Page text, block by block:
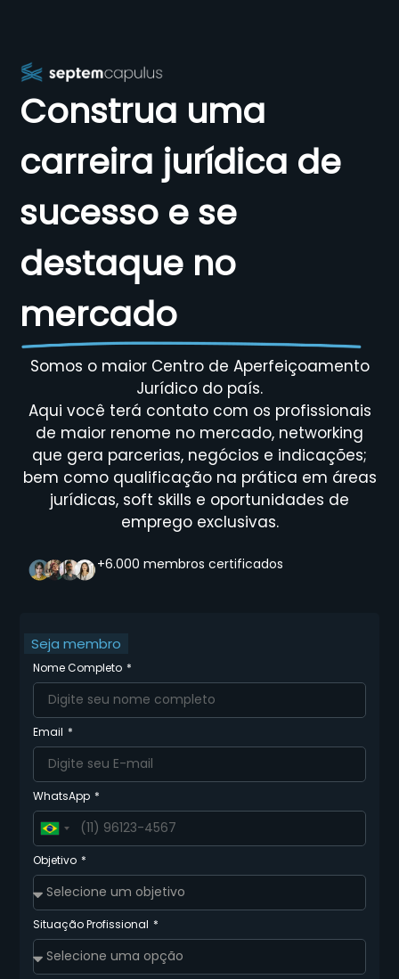
Construa uma
carreira jurídica de
sucesso e se
destaque no
mercado
Somos o maior Centro de Aperfeiçoamento
Jurídico do país.
Aqui você terá contato com os profissionais
de maior renome no mercado, networking
que gera parcerias, negócios e indicações;
bem como qualificação na prática em áreas
jurídicas, soft skills e oportunidades de
emprego exclusivas.
+6.000 membros certificados
Seja membro
Nome Completo
Email
WhatsApp
Brazil
+55
Objetivo
Situação Profissional